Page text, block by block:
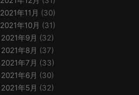
2021年11月 (30)
2021年10月 (31)
2021年9月 (32)
2021年8月 (37)
2021年7月 (33)
2021年6月 (30)
2021年5月 (32)